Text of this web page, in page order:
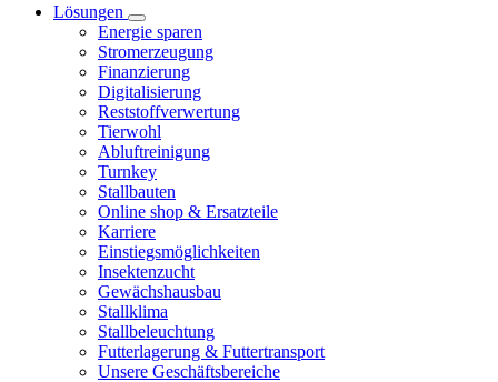
Lösungen
Energie sparen
Stromerzeugung
Finanzierung
Digitalisierung
Reststoffverwertung
Tierwohl
Abluftreinigung
Turnkey
Stallbauten
Online shop & Ersatzteile
Karriere
Einstiegsmöglichkeiten
Insektenzucht
Gewächshausbau
Stallklima
Stallbeleuchtung
Futterlagerung & Futtertransport
Unsere Geschäftsbereiche